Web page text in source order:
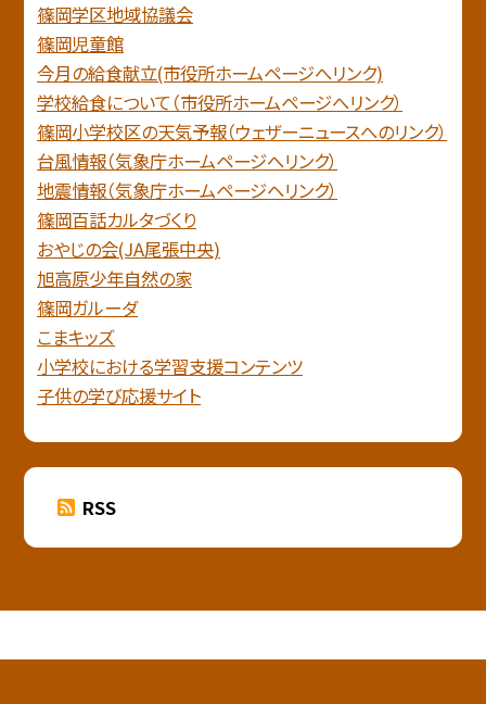
篠岡学区地域協議会
篠岡児童館
今月の給食献立(市役所ホームページへリンク)
学校給食について（市役所ホームページへリンク）
篠岡小学校区の天気予報（ウェザーニュースへのリンク）
台風情報（気象庁ホームページへリンク）
地震情報（気象庁ホームページヘリンク）
篠岡百話カルタづくり
おやじの会(JA尾張中央)
旭高原少年自然の家
篠岡ガルーダ
こまキッズ
小学校における学習支援コンテンツ
子供の学び応援サイト
RSS